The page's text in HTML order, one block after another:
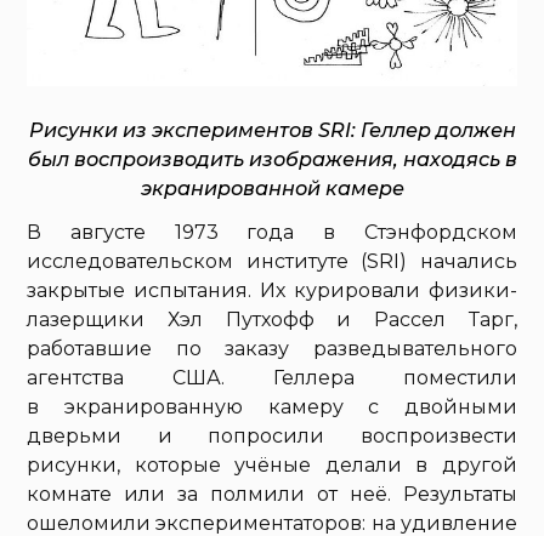
Рисунки из экспериментов SRI: Геллер должен
был воспроизводить изображения, находясь в
экранированной камере
В августе 1973 года в Стэнфордском
исследовательском институте (SRI) начались
закрытые испытания. Их курировали физики-
лазерщики Хэл Путхофф и Рассел Тарг,
работавшие по заказу разведывательного
агентства США. Геллера поместили
в экранированную камеру с двойными
дверьми и попросили воспроизвести
рисунки, которые учёные делали в другой
комнате или за полмили от неё. Результаты
ошеломили экспериментаторов: на удивление